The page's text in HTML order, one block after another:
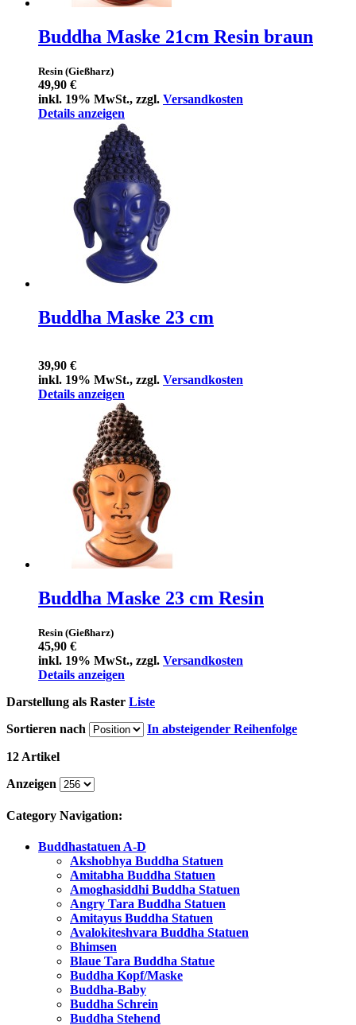
Buddha Maske 21cm Resin braun
Resin (Gießharz)
49,90 €
inkl. 19% MwSt., zzgl. Versandkosten
Details anzeigen
Buddha Maske 23 cm
39,90 €
inkl. 19% MwSt., zzgl. Versandkosten
Details anzeigen
Buddha Maske 23 cm Resin
Resin (Gießharz)
45,90 €
inkl. 19% MwSt., zzgl. Versandkosten
Details anzeigen
Darstellung als Raster Liste
Sortieren nach
In absteigender Reihenfolge
12 Artikel
Anzeigen
Category Navigation:
Buddhastatuen A-D
Akshobhya Buddha Statuen
Amitabha Buddha Statuen
Amoghasiddhi Buddha Statuen
Angry Tara Buddha Statuen
Amitayus Buddha Statuen
Avalokiteshvara Buddha Statuen
Bhimsen
Blaue Tara Buddha Statue
Buddha Kopf/Maske
Buddha-Baby
Buddha Schrein
Buddha Stehend